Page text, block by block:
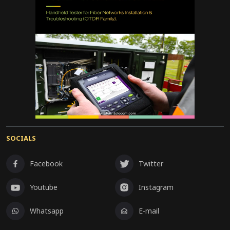
लेकर प्रकृति संरक्षण और समाज सेवा की दिशा में आगे
SOCIALS
Facebook Twitter
Youtube Instagram
Whatsapp E-mail